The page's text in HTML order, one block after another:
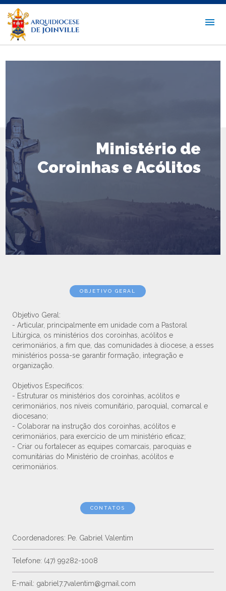
Ministério de
Coroinhas e Acólitos
OBJETIVO GERAL
Objetivo Geral:
- Articular, principalmente em unidade com a Pastoral
Litúrgica, os ministérios dos coroinhas, acólitos e
cerimoniários, a fim que, das comunidades à diocese, a esses
ministérios possa-se garantir formação, integração e
organização.
Objetivos Específicos:
- Estruturar os ministérios dos coroinhas, acólitos e
cerimoniários, nos níveis comunitário, paroquial, comarcal e
diocesano;
- Colaborar na instrução dos coroinhas, acólitos e
cerimoniários, para exercício de um ministério eficaz;
- Criar ou fortalecer as equipes comarcais, paroquias e
comunitárias do Ministério de croinhas, acólitos e
cerimoniários.
CONTATOS
Coordenadores: Pe. Gabriel Valentim
Telefone: (47) 99282-1008
E-mail: gabriel7.7valentim@gmail.com